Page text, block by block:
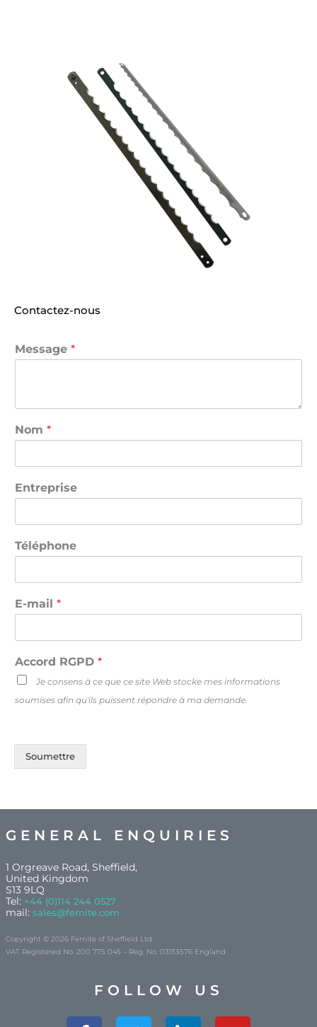
Contactez-nous
Message *
Nom *
Entreprise
Téléphone
E-mail *
Accord RGPD *
Je consens à ce que ce site Web stocke mes informations
soumises afin qu'ils puissent répondre à ma demande.
Soumettre
GENERAL ENQUIRIES
1 Orgreave Road, Sheffield,
United Kingdom
S13 9LQ
Tel: +44 (0)114 244 0527
mail: sales@fernite.com
Copyright © 2026 Fernite of Sheffield Ltd
VAT Registered No. 200 775 045 – Reg. No. 03133576 England
FOLLOW US